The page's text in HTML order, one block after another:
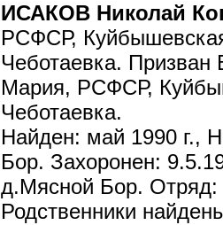
ИСАКОВ Николай
РСФСР,
Чеботаевка.
Мария, РСФСР,
Чеботаевка.
Найден: май 1990 г.,
Бор. Захоронен:
д.Мясной Бор. Отряд:
Родственники